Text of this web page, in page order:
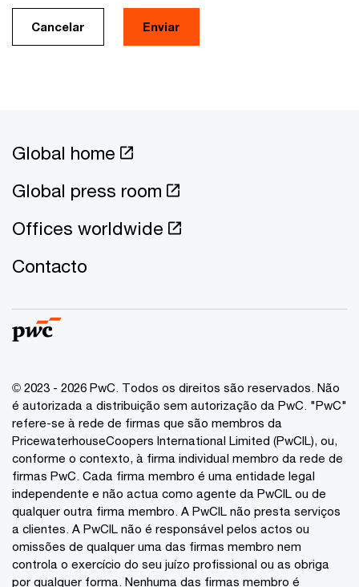
Cancelar Enviar
Global home
Global press room
Offices worldwide
Contacto
© 2023 - 2026 PwC. Todos os direitos são reservados. Não
é autorizada a distribuição sem autorização da PwC. "PwC"
refere-se à rede de firmas que são membros da
PricewaterhouseCoopers International Limited (PwCIL), ou,
conforme o contexto, à firma individual membro da rede de
firmas PwC. Cada firma membro é uma entidade legal
independente e não actua como agente da PwCIL ou de
qualquer outra firma membro. A PwCIL não presta serviços
a clientes. A PwCIL não é responsável pelos actos ou
omissões de qualquer uma das firmas membro nem
controla o exercício do seu juízo profissional ou as obriga
por qualquer forma. Nenhuma das firmas membro é